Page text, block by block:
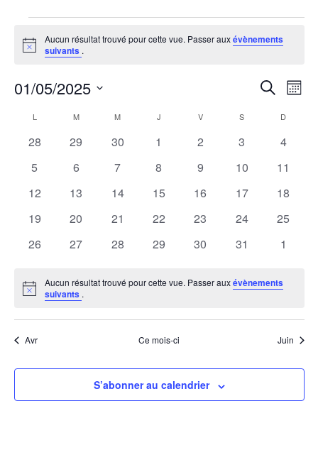
Notice
Aucun résultat trouvé pour cette vue. Passer auxévènements
suivants .
de
Mois
01/05/2025
date.
Calendrier
de
Évènements
LLUNDI MMARDI M MERCREDI
J VVENDREDIS D
0
28
0
29
0
30
0
1
0
2
0
3
0
4
0
5
0
6
0
7
0
8
0
9
0
10
0
11
0
12
0
13
0
14
0
15
0
16
0
17
0
18
0
19
0
20
0
21
0
22
0
23
0
24
0
25
0
26
0
27
0
28
0
29
0
30
0
31
0
1
Notice
Aucun résultat trouvé pour cette vue. Passer auxévènements
suivants .
Avr Ce mois-ci Juin
S’abonner au calendrier